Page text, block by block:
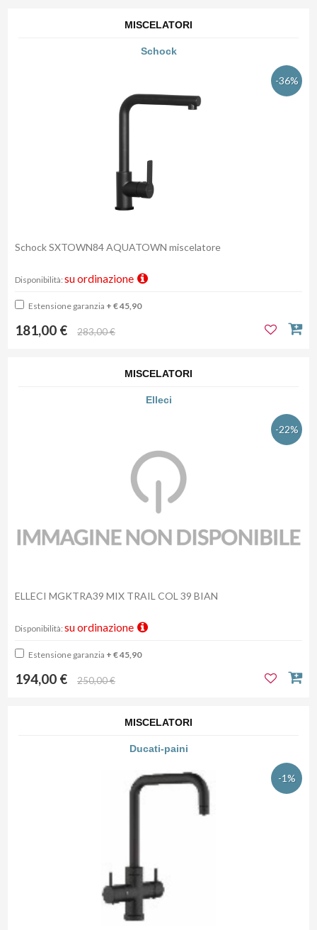
MISCELATORI
Schock
-36%
Schock SXTOWN84 AQUATOWN miscelatore
Disponibilità: su ordinazione
Estensione garanzia + € 45,90
181,00 € 283,00 €
MISCELATORI
Elleci
-22%
ELLECI MGKTRA39 MIX TRAIL COL 39 BIAN
Disponibilità: su ordinazione
Estensione garanzia + € 45,90
194,00 € 250,00 €
MISCELATORI
Ducati-paini
-1%